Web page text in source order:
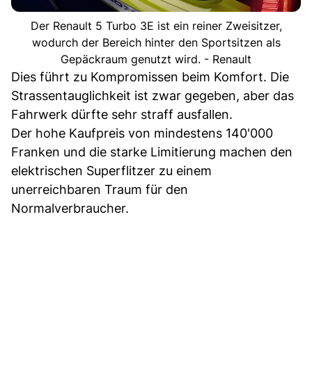
Der Renault 5 Turbo 3E ist ein reiner Zweisitzer,
wodurch der Bereich hinter den Sportsitzen als
Gepäckraum genutzt wird. - Renault
Dies führt zu Kompromissen beim Komfort. Die
Strassentauglichkeit ist zwar gegeben, aber das
Fahrwerk dürfte sehr straff ausfallen.
Der hohe Kaufpreis von mindestens 140'000
Franken und die starke Limitierung machen den
elektrischen Superflitzer zu einem
unerreichbaren Traum für den
Normalverbraucher.